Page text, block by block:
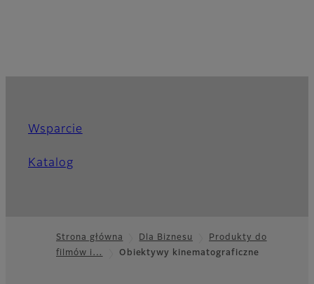
Wsparcie
Katalog
Footer
Strona główna Dla Biznesu
Produkty do
filmów i…
Obiektywy kinematograficzne